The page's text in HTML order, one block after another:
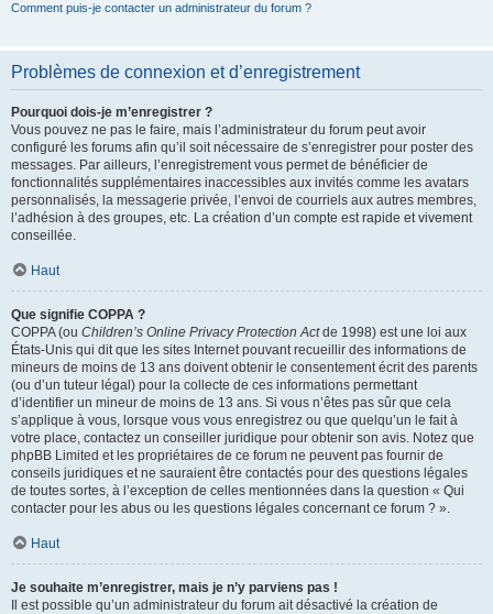
Comment puis-je contacter un administrateur du forum ?
Problèmes de connexion et d’enregistrement
Pourquoi dois-je m’enregistrer ?
Vous pouvez ne pas le faire, mais l’administrateur du forum peut avoir
configuré les forums afin qu’il soit nécessaire de s’enregistrer pour poster des
messages. Par ailleurs, l’enregistrement vous permet de bénéficier de
fonctionnalités supplémentaires inaccessibles aux invités comme les avatars
personnalisés, la messagerie privée, l’envoi de courriels aux autres membres,
l’adhésion à des groupes, etc. La création d’un compte est rapide et vivement
conseillée.
Haut
Que signifie COPPA ?
COPPA (ou Children’s Online Privacy Protection Actde 1998) est une loi aux
États-Unis qui dit que les sites Internet pouvant recueillir des informations de
mineurs de moins de 13 ans doivent obtenir le consentement écrit des parents
(ou d’un tuteur légal) pour la collecte de ces informations permettant
d’identifier un mineur de moins de 13 ans. Si vous n’êtes pas sûr que cela
s’applique à vous, lorsque vous vous enregistrez ou que quelqu’un le fait à
votre place, contactez un conseiller juridique pour obtenir son avis. Notez que
phpBB Limited et les propriétaires de ce forum ne peuvent pas fournir de
conseils juridiques et ne sauraient être contactés pour des questions légales
de toutes sortes, à l’exception de celles mentionnées dans la question « Qui
contacter pour les abus ou les questions légales concernant ce forum ? ».
Haut
Je souhaite m’enregistrer, mais je n’y parviens pas !
Il est possible qu’un administrateur du forum ait désactivé la création de